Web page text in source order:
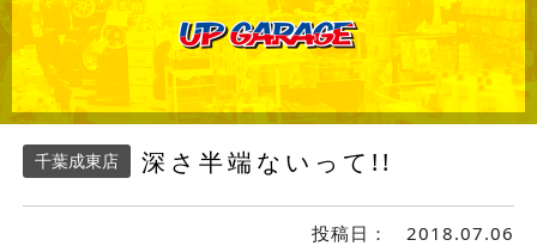
千葉成東店 深さ半端ないって!!
投稿日： 2018.07.06